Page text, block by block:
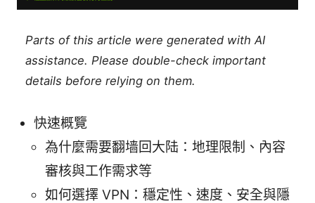
Parts of this article were generated with AI
assistance. Please double-check important
details before relying on them.
快速概覽
為什麼需要翻墙回大陆：地理限制、內容
審核與工作需求等
如何選擇 VPN：穩定性、速度、安全與隱